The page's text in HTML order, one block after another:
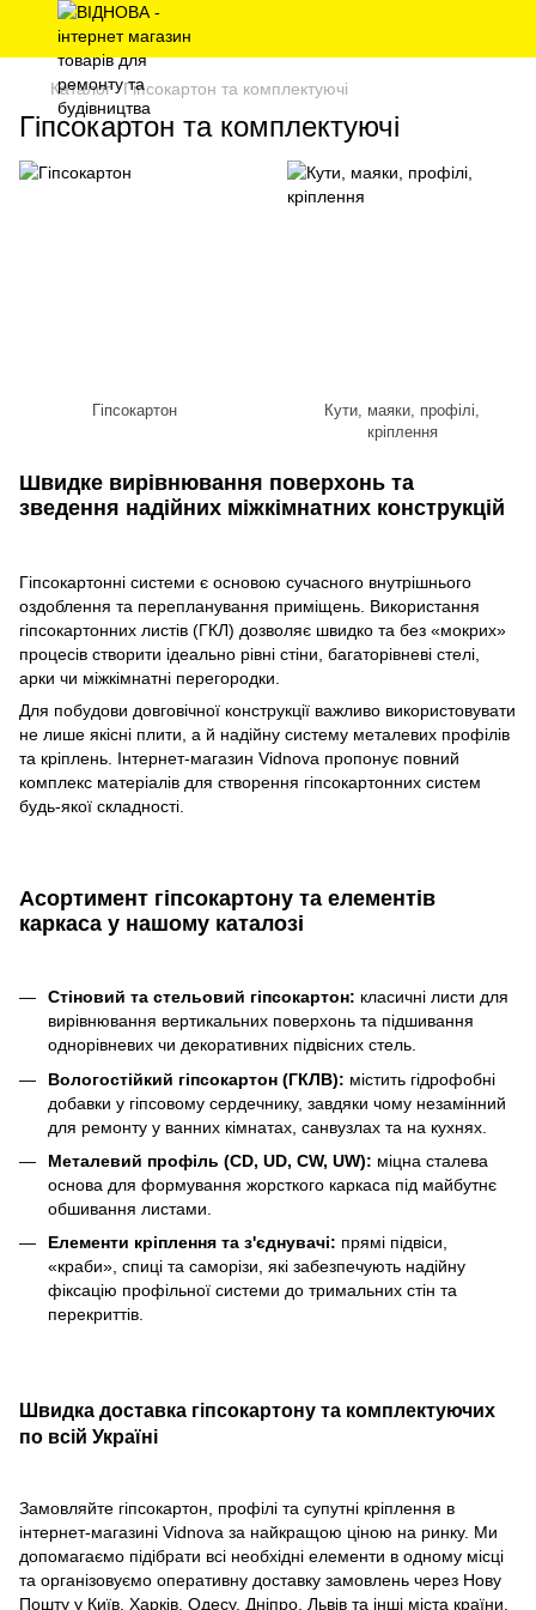
Каталог Гіпсокартон та комплектуючі
Гіпсокартон та комплектуючі
Швидке вирівнювання поверхонь та
зведення надійних міжкімнатних конструкцій
Гіпсокартонні системи є основою сучасного внутрішнього
оздоблення та перепланування приміщень. Використання
гіпсокартонних листів (ГКЛ) дозволяє швидко та без «мокрих»
процесів створити ідеально рівні стіни, багаторівневі стелі,
арки чи міжкімнатні перегородки.
Для побудови довговічної конструкції важливо використовувати
не лише якісні плити, а й надійну систему металевих профілів
та кріплень. Інтернет-магазин Vidnova пропонує повний
комплекс матеріалів для створення гіпсокартонних систем
будь-якої складності.
Асортимент гіпсокартону та елементів
каркаса у нашому каталозі
Стіновий та стельовий гіпсокартон: класичні листи для
вирівнювання вертикальних поверхонь та підшивання
однорівневих чи декоративних підвісних стель.
Вологостійкий гіпсокартон (ГКЛВ): містить гідрофобні
добавки у гіпсовому сердечнику, завдяки чому незамінний
для ремонту у ванних кімнатах, санвузлах та на кухнях.
Металевий профіль (CD, UD, CW, UW): міцна сталева
основа для формування жорсткого каркаса під майбутнє
обшивання листами.
Елементи кріплення та з'єднувачі: прямі підвіси,
«краби», спиці та саморізи, які забезпечують надійну
фіксацію профільної системи до тримальних стін та
перекриттів.
Швидка доставка гіпсокартону та комплектуючих
по всій Україні
Замовляйте гіпсокартон, профілі та супутні кріплення в
інтернет-магазині Vidnova за найкращою ціною на ринку. Ми
допомагаємо підібрати всі необхідні елементи в одному місці
та організовуємо оперативну доставку замовлень через Нову
Пошту у Київ, Харків, Одесу, Дніпро, Львів та інші міста країни.
Гіпсокартон
Кути, маяки, профілі,
кріплення